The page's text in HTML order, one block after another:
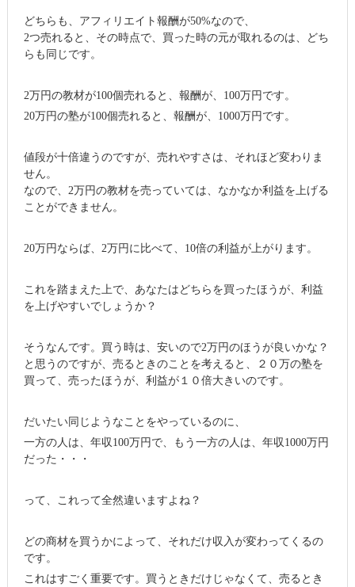
どちらも、アフィリエイト報酬が50%なので、
2つ売れると、その時点で、買った時の元が取れるのは、どち
らも同じです。
2万円の教材が100個売れると、報酬が、100万円です。
20万円の塾が100個売れると、報酬が、1000万円です。
値段が十倍違うのですが、売れやすさは、それほど変わりま
せん。
なので、2万円の教材を売っていては、なかなか利益を上げる
ことができません。
20万円ならば、2万円に比べて、10倍の利益が上がります。
これを踏まえた上で、あなたはどちらを買ったほうが、利益
を上げやすいでしょうか？
そうなんです。買う時は、安いので2万円のほうが良いかな？
と思うのですが、売るときのことを考えると、２０万の塾を
買って、売ったほうが、利益が１０倍大きいのです。
だいたい同じようなことをやっているのに、
一方の人は、年収100万円で、もう一方の人は、年収1000万円
だった・・・
って、これって全然違いますよね？
どの商材を買うかによって、それだけ収入が変わってくるの
です。
これはすごく重要です。買うときだけじゃなくて、売るとき